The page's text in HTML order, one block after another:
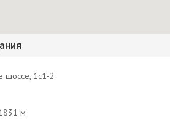
шоссе, 1с1-2
м